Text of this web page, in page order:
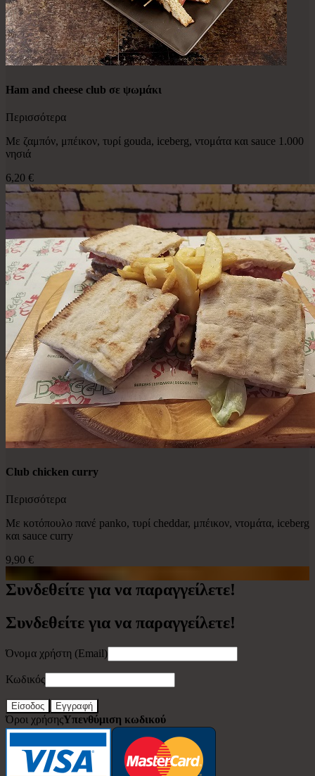
Ham and cheese club σε ψωμάκι
Περισσότερα
Με ζαμπόν, μπέικον, τυρί gouda, iceberg, ντομάτα και sauce 1.000
νησιά
6,20 €
Club chicken curry
Περισσότερα
Με κοτόπουλο πανέ panko, τυρί cheddar, μπέικον, ντομάτα, iceberg
και sauce curry
9,90 €
Συνδεθείτε για να παραγγείλετε!
Συνδεθείτε για να παραγγείλετε!
Όνομα χρήστη (Email)
Κωδικός
Είσοδος Εγγραφή
Όροι χρήσηςΥπενθύμιση κωδικού